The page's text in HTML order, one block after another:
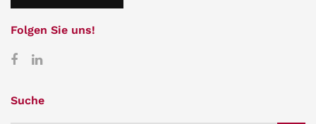
Folgen Sie uns!
Suche